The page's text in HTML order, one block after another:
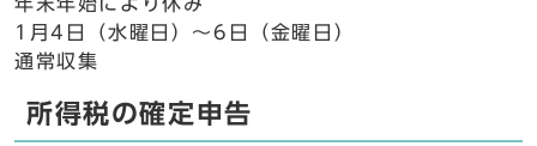
1月4日（水曜日）～6日（金曜日）
通常収集
所得税の確定申告